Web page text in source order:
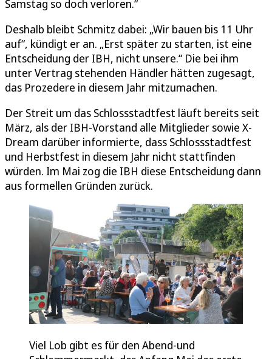
Samstag so doch verloren.“
Deshalb bleibt Schmitz dabei: „Wir bauen bis 11 Uhr
auf“, kündigt er an. „Erst später zu starten, ist eine
Entscheidung der IBH, nicht unsere.“ Die bei ihm
unter Vertrag stehenden Händler hätten zugesagt,
das Prozedere in diesem Jahr mitzumachen.
Der Streit um das Schlossstadtfest läuft bereits seit
März, als der IBH-Vorstand alle Mitglieder sowie X-
Dream darüber informierte, dass Schlossstadtfest
und Herbstfest in diesem Jahr nicht stattfinden
würden. Im Mai zog die IBH diese Entscheidung dann
aus formellen Gründen zurück.
Viel Lob gibt es für den Abend-und